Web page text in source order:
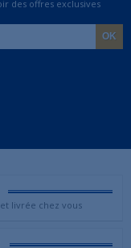
des offres exclusives
livrée chez vous